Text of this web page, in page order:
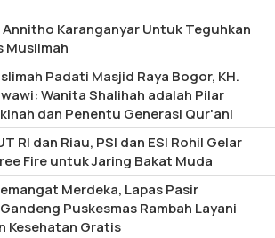
Annitho Karanganyar Untuk Teguhkan
Padati Masjid Raya Bogor, KH.
Wanita Shalihah adalah Pilar
dan Penentu Generasi Qur'ani
RI dan Riau, PSI dan ESI Rohil Gelar
Fire untuk Jaring Bakat Muda
Merdeka, Lapas Pasir
Puskesmas Rambah Layani
Kesehatan Gratis